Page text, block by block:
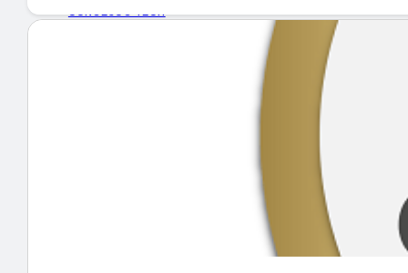
Encuentra tu noticia